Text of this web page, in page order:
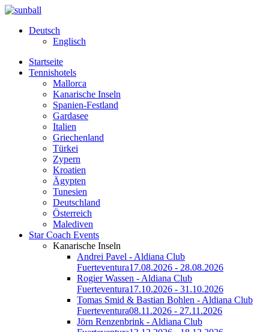
Deutsch
Englisch
Startseite
Tennishotels
Mallorca
Kanarische Inseln
Spanien-Festland
Gardasee
Italien
Griechenland
Türkei
Zypern
Kroatien
Ägypten
Tunesien
Deutschland
Österreich
Malediven
Star Coach Events
Kanarische Inseln
Andrei Pavel - Aldiana Club
Fuerteventura17.08.2026 - 28.08.2026
Rogier Wassen - Aldiana Club
Fuerteventura17.10.2026 - 31.10.2026
Tomas Smid & Bastian Bohlen - Aldiana Club
Fuerteventura08.11.2026 - 27.11.2026
Jörn Renzenbrink - Aldiana Club